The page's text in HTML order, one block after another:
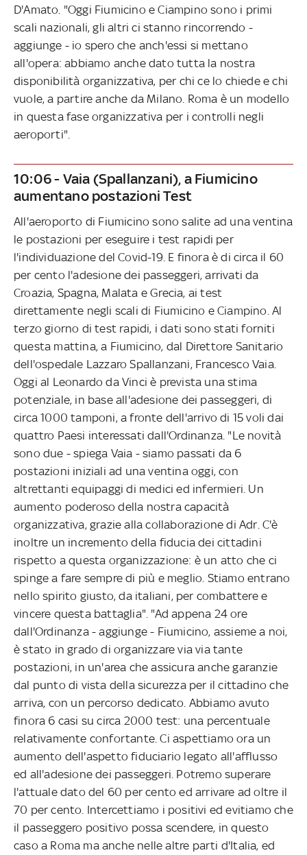
D'Amato. "Oggi Fiumicino e Ciampino sono i primi
scali nazionali, gli altri ci stanno rincorrendo -
aggiunge - io spero che anch'essi si mettano
all'opera: abbiamo anche dato tutta la nostra
disponibilità organizzativa, per chi ce lo chiede e chi
vuole, a partire anche da Milano. Roma è un modello
in questa fase organizzativa per i controlli negli
aeroporti".
10:06 - Vaia (Spallanzani), a Fiumicino
aumentano postazioni Test
All'aeroporto di Fiumicino sono salite ad una ventina
le postazioni per eseguire i test rapidi per
l'individuazione del Covid-19. E finora è di circa il 60
per cento l'adesione dei passeggeri, arrivati da
Croazia, Spagna, Malata e Grecia, ai test
direttamente negli scali di Fiumicino e Ciampino. Al
terzo giorno di test rapidi, i dati sono stati forniti
questa mattina, a Fiumicino, dal Direttore Sanitario
dell'ospedale Lazzaro Spallanzani, Francesco Vaia.
Oggi al Leonardo da Vinci è prevista una stima
potenziale, in base all'adesione dei passeggeri, di
circa 1000 tamponi, a fronte dell'arrivo di 15 voli dai
quattro Paesi interessati dall'Ordinanza. "Le novità
sono due - spiega Vaia - siamo passati da 6
postazioni iniziali ad una ventina oggi, con
altrettanti equipaggi di medici ed infermieri. Un
aumento poderoso della nostra capacità
organizzativa, grazie alla collaborazione di Adr. C'è
inoltre un incremento della fiducia dei cittadini
rispetto a questa organizzazione: è un atto che ci
spinge a fare sempre di più e meglio. Stiamo entrano
nello spirito giusto, da italiani, per combattere e
vincere questa battaglia". "Ad appena 24 ore
dall'Ordinanza - aggiunge - Fiumicino, assieme a noi,
è stato in grado di organizzare via via tante
postazioni, in un'area che assicura anche garanzie
dal punto di vista della sicurezza per il cittadino che
arriva, con un percorso dedicato. Abbiamo avuto
finora 6 casi su circa 2000 test: una percentuale
relativamente confortante. Ci aspettiamo ora un
aumento dell'aspetto fiduciario legato all'afflusso
ed all'adesione dei passeggeri. Potremo superare
l'attuale dato del 60 per cento ed arrivare ad oltre il
70 per cento. Intercettiamo i positivi ed evitiamo che
il passeggero positivo possa scendere, in questo
caso a Roma ma anche nelle altre parti d'Italia, ed